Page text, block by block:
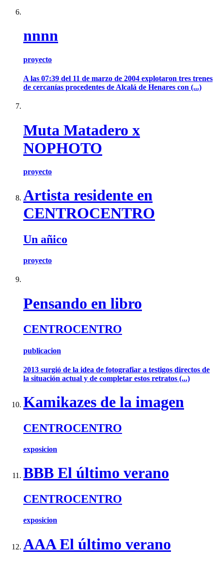
nnnn
proyecto
A las 07:39 del 11 de marzo de 2004 explotaron tres trenes
de cercanías procedentes de Alcalá de Henares con (...)
Muta Matadero x
NOPHOTO
proyecto
Artista residente en
CENTROCENTRO
Un añico
proyecto
Pensando en libro
CENTROCENTRO
publicacion
2013 surgió de la idea de fotografiar a testigos directos de
la situación actual y de completar estos retratos (...)
Kamikazes de la imagen
CENTROCENTRO
exposicion
BBB El último verano
CENTROCENTRO
exposicion
AAA El último verano